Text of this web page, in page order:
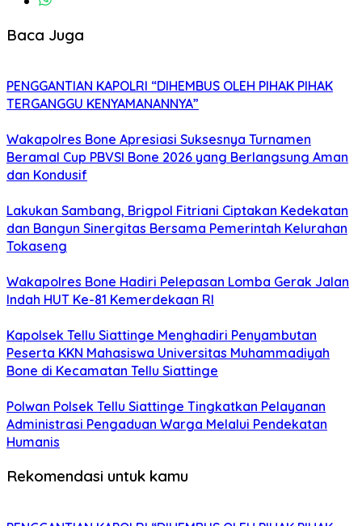
Baca Juga
PENGGANTIAN KAPOLRI “DIHEMBUS OLEH PIHAK PIHAK
TERGANGGU KENYAMANANNYA”
Wakapolres Bone Apresiasi Suksesnya Turnamen
Beramal Cup PBVSI Bone 2026 yang Berlangsung Aman
dan Kondusif
Lakukan Sambang, Brigpol Fitriani Ciptakan Kedekatan
dan Bangun Sinergitas Bersama Pemerintah Kelurahan
Tokaseng
Wakapolres Bone Hadiri Pelepasan Lomba Gerak Jalan
Indah HUT Ke-81 Kemerdekaan RI
Kapolsek Tellu Siattinge Menghadiri Penyambutan
Peserta KKN Mahasiswa Universitas Muhammadiyah
Bone di Kecamatan Tellu Siattinge
Polwan Polsek Tellu Siattinge Tingkatkan Pelayanan
Administrasi Pengaduan Warga Melalui Pendekatan
Humanis
Rekomendasi untuk kamu